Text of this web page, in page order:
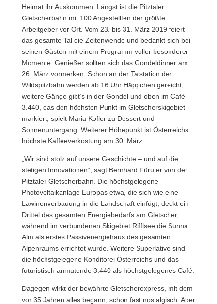
Heimat ihr Auskommen. Längst ist die Pitztaler
Gletscherbahn mit 100 Angestellten der größte
Arbeitgeber vor Ort. Vom 23. bis 31. März 2019 feiert
das gesamte Tal die Zeitenwende und bedankt sich bei
seinen Gästen mit einem Programm voller besonderer
Momente. Genießer sollten sich das Gondeldinner am
26. März vormerken: Schon an der Talstation der
Wildspitzbahn werden ab 16 Uhr Häppchen gereicht,
weitere Gänge gibt’s in der Gondel und oben im Café
3.440, das den höchsten Punkt im Gletscherskigebiet
markiert, spielt Maria Kofler zu Dessert und
Sonnenuntergang. Weiterer Höhepunkt ist Österreichs
höchste Kaffeeverkostung am 30. März.
„Wir sind stolz auf unsere Geschichte – und auf die
stetigen Innovationen“, sagt Bernhard Füruter von der
Pitztaler Gletscherbahn. Die höchstgelegene
Photovoltaikanlage Europas etwa, die sich wie eine
Lawinenverbauung in die Landschaft einfügt, deckt ein
Drittel des gesamten Energiebedarfs am Gletscher,
während im verbundenen Skigebiet Rifflsee die Sunna
Alm als erstes Passivenergiehaus des gesamten
Alpenraums errichtet wurde. Weitere Superlative sind
die höchstgelegene Konditorei Österreichs und das
futuristisch anmutende 3.440 als höchstgelegenes Café.
Dagegen wirkt der bewährte Gletscherexpress, mit dem
vor 35 Jahren alles begann, schon fast nostalgisch. Aber